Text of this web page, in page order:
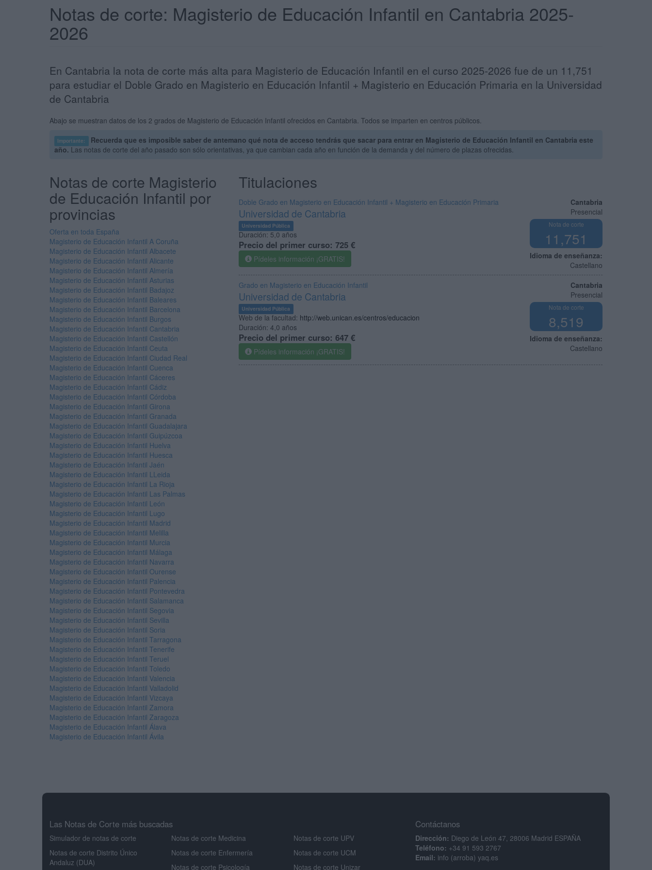
Notas de corte: Magisterio de Educación Infantil en Cantabria 2025-
2026
En Cantabria la nota de corte más alta para Magisterio de Educación Infantil en el curso 2025-2026 fue de un 11,751
para estudiar el Doble Grado en Magisterio en Educación Infantil + Magisterio en Educación Primaria en la Universidad
de Cantabria
Abajo se muestran datos de los 2 grados de Magisterio de Educación Infantil ofrecidos en Cantabria. Todos se imparten en centros públicos.
Importante:
Recuerda que es imposible saber de antemano qué nota de acceso tendrás que sacar para entrar en Magisterio de Educación Infantil en Cantabria este
año. Las notas de corte del año pasado son sólo orientativas, ya que cambian cada año en función de la demanda y del número de plazas ofrecidas.
Titulaciones
Cantabria
Presencial
Nota de corte
11,751
Idioma de enseñanza:
Castellano
Doble Grado en Magisterio en Educación Infantil + Magisterio en Educación Primaria
Universidad de Cantabria
Universidad Pública
Duración: 5,0 años
Precio del primer curso: 725 €
Pídeles información ¡GRATIS!
Cantabria
Presencial
Nota de corte
8,519
Idioma de enseñanza:
Castellano
Grado en Magisterio en Educación Infantil
Universidad de Cantabria
Universidad Pública
Web de la facultad: http://web.unican.es/centros/educacion
Duración: 4,0 años
Precio del primer curso: 647 €
Pídeles información ¡GRATIS!
Notas de corte Magisterio
de Educación Infantil por
provincias
Oferta en toda España
Magisterio de Educación Infantil A Coruña
Magisterio de Educación Infantil Albacete
Magisterio de Educación Infantil Alicante
Magisterio de Educación Infantil Almería
Magisterio de Educación Infantil Asturias
Magisterio de Educación Infantil Badajoz
Magisterio de Educación Infantil Baleares
Magisterio de Educación Infantil Barcelona
Magisterio de Educación Infantil Burgos
Magisterio de Educación Infantil Cantabria
Magisterio de Educación Infantil Castellón
Magisterio de Educación Infantil Ceuta
Magisterio de Educación Infantil Ciudad Real
Magisterio de Educación Infantil Cuenca
Magisterio de Educación Infantil Cáceres
Magisterio de Educación Infantil Cádiz
Magisterio de Educación Infantil Córdoba
Magisterio de Educación Infantil Girona
Magisterio de Educación Infantil Granada
Magisterio de Educación Infantil Guadalajara
Magisterio de Educación Infantil Guipúzcoa
Magisterio de Educación Infantil Huelva
Magisterio de Educación Infantil Huesca
Magisterio de Educación Infantil Jaén
Magisterio de Educación Infantil LLeida
Magisterio de Educación Infantil La Rioja
Magisterio de Educación Infantil Las Palmas
Magisterio de Educación Infantil León
Magisterio de Educación Infantil Lugo
Magisterio de Educación Infantil Madrid
Magisterio de Educación Infantil Melilla
Magisterio de Educación Infantil Murcia
Magisterio de Educación Infantil Málaga
Magisterio de Educación Infantil Navarra
Magisterio de Educación Infantil Ourense
Magisterio de Educación Infantil Palencia
Magisterio de Educación Infantil Pontevedra
Magisterio de Educación Infantil Salamanca
Magisterio de Educación Infantil Segovia
Magisterio de Educación Infantil Sevilla
Magisterio de Educación Infantil Soria
Magisterio de Educación Infantil Tarragona
Magisterio de Educación Infantil Tenerife
Magisterio de Educación Infantil Teruel
Magisterio de Educación Infantil Toledo
Magisterio de Educación Infantil Valencia
Magisterio de Educación Infantil Valladolid
Magisterio de Educación Infantil Vizcaya
Magisterio de Educación Infantil Zamora
Magisterio de Educación Infantil Zaragoza
Magisterio de Educación Infantil Álava
Magisterio de Educación Infantil Ávila
Las Notas de Corte más buscadas
Simulador de notas de corte
Notas de corte Distrito Único
Andaluz (DUA)
Notas de corte Medicina
Notas de corte Enfermería
Notas de corte Psicología
Notas de corte UPV
Notas de corte UCM
Notas de corte Unizar
Contáctanos
Dirección: Diego de León 47, 28006 Madrid ESPAÑA
Teléfono: +34 91 593 2767
Email: info (arroba) yaq.es